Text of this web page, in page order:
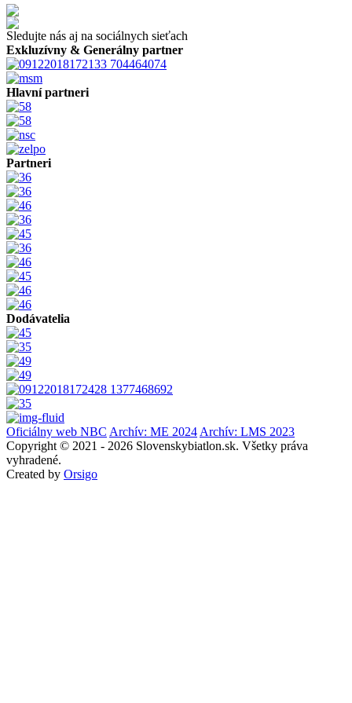
Sledujte nás aj na sociálnych sieťach
Exkluzívny & Generálny partner
Hlavní partneri
Partneri
Dodávatelia
Oficiálny web NBC Archív: ME 2024 Archív: LMS 2023
Copyright © 2021 - 2026 Slovenskybiatlon.sk. Všetky práva
vyhradené.
Created by Orsigo